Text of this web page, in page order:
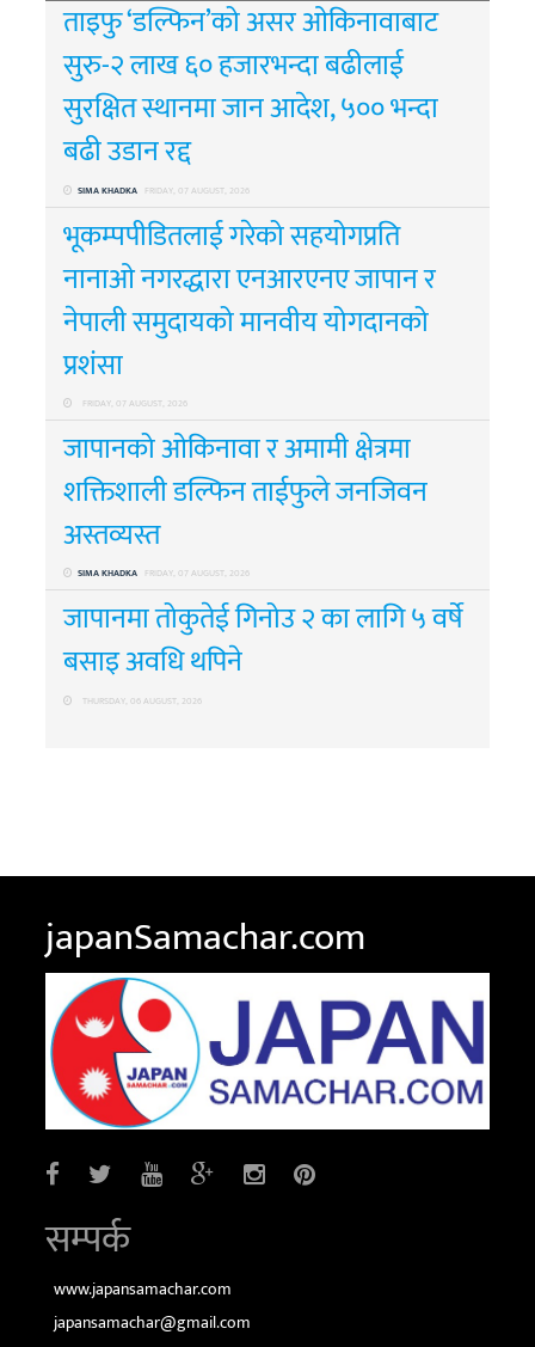
ताइफु ‘डल्फिन’को असर ओकिनावाबाट
सुरु-२ लाख ६० हजारभन्दा बढीलाई
सुरक्षित स्थानमा जान आदेश, ५०० भन्दा
बढी उडान रद्द
SIMA KHADKA FRIDAY, 07 AUGUST, 2026
भूकम्पपीडितलाई गरेको सहयोगप्रति
नानाओ नगरद्धारा एनआरएनए जापान र
नेपाली समुदायको मानवीय योगदानको
प्रशंसा
FRIDAY, 07 AUGUST, 2026
जापानको ओकिनावा र अमामी क्षेत्रमा
शक्तिशाली डल्फिन ताईफुले जनजिवन
अस्तव्यस्त
SIMA KHADKA FRIDAY, 07 AUGUST, 2026
जापानमा तोकुतेई गिनोउ २ का लागि ५ वर्षे
बसाइ अवधि थपिने
THURSDAY, 06 AUGUST, 2026
japanSamachar.com
सम्पर्क
www.japansamachar.com
japansamachar@gmail.com